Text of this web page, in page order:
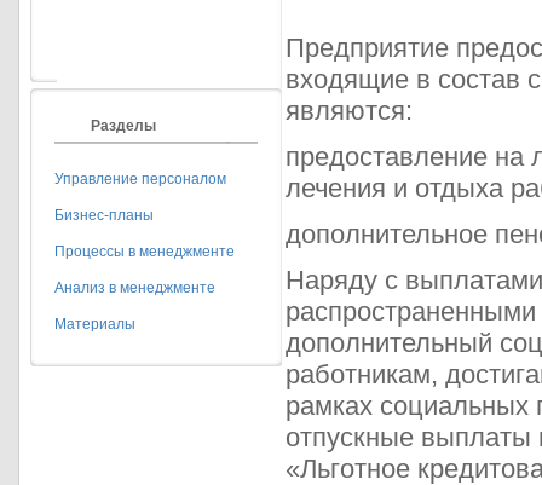
Предприятие
входящие в состав
являются:
предоставление на
лечения и отдыха
дополнительное
Наряду с
распространенными
дополнительный
работникам,
рамках социальных
отпускные выплаты
«Льготное
Разделы
Управление персоналом
Бизнес-планы
Процессы в менеджменте
Анализ в менеджменте
Материалы